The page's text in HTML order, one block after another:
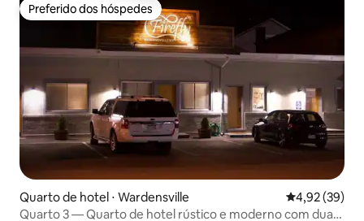
Preferido dos hóspedes
Preferido dos hóspedes
Quarto de hotel ⋅ Wardensville 4,92 de uma
4,92 (39)
Quarto 3 — Quarto de hotel rústico e moderno com duas